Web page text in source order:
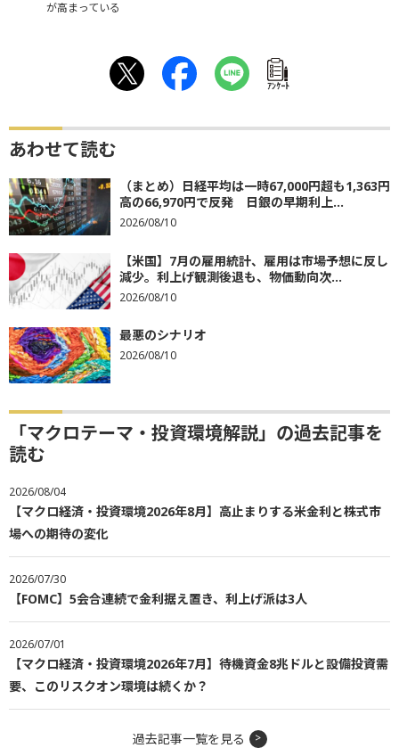
が高まっている
ｱﾝｹｰﾄ
あわせて読む
（まとめ）日経平均は一時67,000円超も1,363円
高の66,970円で反発 日銀の早期利上...
2026/08/10
【米国】7月の雇用統計、雇用は市場予想に反し
減少。利上げ観測後退も、物価動向次...
2026/08/10
最悪のシナリオ
2026/08/10
「マクロテーマ・投資環境解説」の過去記事を
読む
2026/08/04
【マクロ経済・投資環境2026年8月】高止まりする米金利と株式市
場への期待の変化
2026/07/30
【FOMC】5会合連続で金利据え置き、利上げ派は3人
2026/07/01
【マクロ経済・投資環境2026年7月】待機資金8兆ドルと設備投資需
要、このリスクオン環境は続くか？
過去記事一覧を見る